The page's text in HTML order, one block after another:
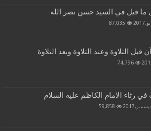
ما قيل في السيد حسن نصر الله
87,035
قبل التلاوة وعند التلاوة وبعد التلاوة
74,796
في رثاء الامام الكاظم عليه السلام
59,858